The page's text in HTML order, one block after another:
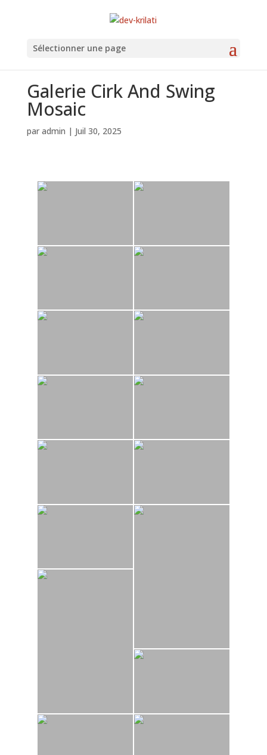
Sélectionner une page
Galerie Cirk And Swing
Mosaic
par admin | Juil 30, 2025